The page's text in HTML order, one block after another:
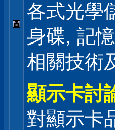
各式光學
身碟, 記
相關技術
顯示卡討
對顯示卡